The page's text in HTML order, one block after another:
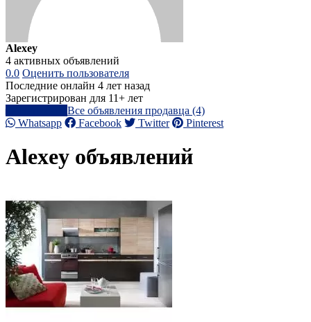
Alexey
4 активных объявлений
0.0 Оценить пользователя
Последние онлайн 4 лет назад
Зарегистрирован для 11+ лет
Все объявления продавца (4)
Whatsapp
Facebook Twitter Pinterest
Alexey объявлений